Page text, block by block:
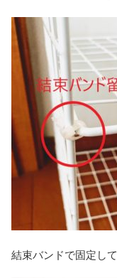
結束バンドで固定して